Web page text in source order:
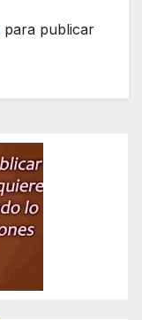
para publicar